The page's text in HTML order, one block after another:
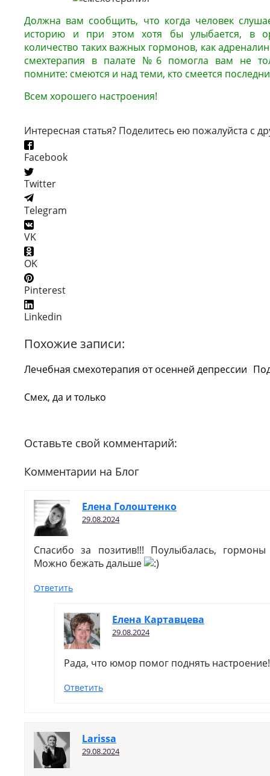
Должна вам сообщить, что когда человек
историю и при этом хотя бы улыбается, в
количество таких важных гормонов, как
смехтерапия в палате №6 помогла вам не
помните: смеются и над теми, кто смеется
Всем хорошего настроения!
Интересная статья? Поделитесь ею пожалуйста с
Facebook
Twitter
Telegram
VK
OK
Pinterest
Linkedin
Похожие записи:
Лечебная смехотерапия от осенней депрессии
Смех, да и только
Оставьте свой комментарий:
Комментарии на Блог
Елена Голоштенко
29.08.2024
Спасибо за позитив!!! Поулыбалась,
Можно бежать дальше
Ответить
Елена Картавцева
29.08.2024
Рада, что юмор помог поднять настроение!
Ответить
Larissa
29.08.2024